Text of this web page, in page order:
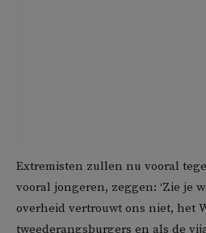
Extremisten zullen nu vooral
vooral jongeren, zeggen: ‘Zie je
overheid vertrouwt ons niet, het
tweederangsburgers en als de